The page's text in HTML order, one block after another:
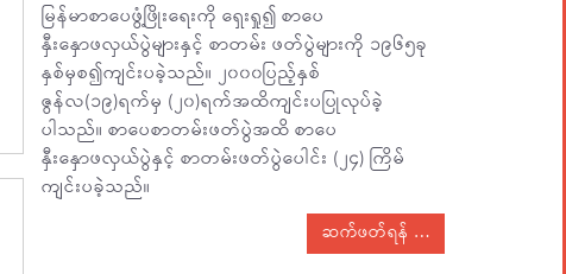
မြန်မာစာပေဖွံ့ဖြိုးရေးကို ရှေးရှု၍ စာပေ
နှီးနှောဖလှယ်ပွဲများနှင့် စာတမ်း ဖတ်ပွဲများကို ၁၉၆၅ခု
နှစ်မှစ၍ကျင်းပခဲ့သည်။ ၂၀၀၀ပြည့်နှစ်
ဇွန်လ(၁၉)ရက်မှ (၂၀)ရက်အထိကျင်းပပြုလုပ်ခဲ့
ပါသည်။ စာပေစာတမ်းဖတ်ပွဲအထိ စာပေ
နှီးနှောဖလှယ်ပွဲနှင့် စာတမ်းဖတ်ပွဲပေါင်း (၂၄) ကြိမ်
ကျင်းပခဲ့သည်။
ဆက်ဖတ်ရန်